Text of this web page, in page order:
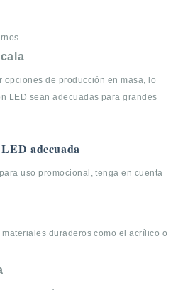
opciones de producción en masa, lo
LED sean adecuadas para grandes
adecuada
uso promocional, tenga en cuenta
duraderos como el acrílico o